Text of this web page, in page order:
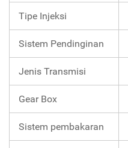
Tipe Injeksi
Sistem Pendinginan
Jenis Transmisi
Gear Box
Sistem pembakaran